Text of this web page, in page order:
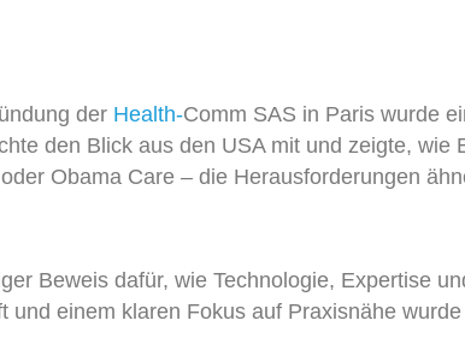
der Health-Comm SAS in Paris wurde
den Blick aus den USA mit und zeigte, wie
Obama Care – die Herausforderungen
Beweis dafür, wie Technologie, Expertise
einem klaren Fokus auf Praxisnähe